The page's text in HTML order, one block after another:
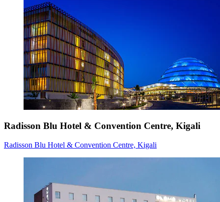
Radisson Blu Hotel & Convention Centre, Kigali
Radisson Blu Hotel & Convention Centre, Kigali